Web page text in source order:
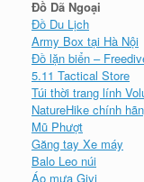
Đồ Dã Ngoại
Đồ Du Lịch
Army Box tại Hà Nội
Đồ lặn biển –
5.11 Tactical Store
Túi thời trang lính
NatureHike chính
Mũ Phượt
Găng tay Xe máy
Balo Leo núi
Áo mưa Givi